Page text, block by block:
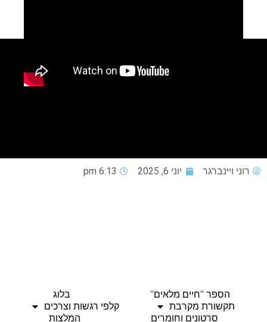
רוני ויינברגר יוני 6, 2025 6:13 pm
הספר "חיים מלאים"
בלוג
תקשורת מקרבת
קלפי רגשות וצרכים
סרטונים וחומרים
המלצות